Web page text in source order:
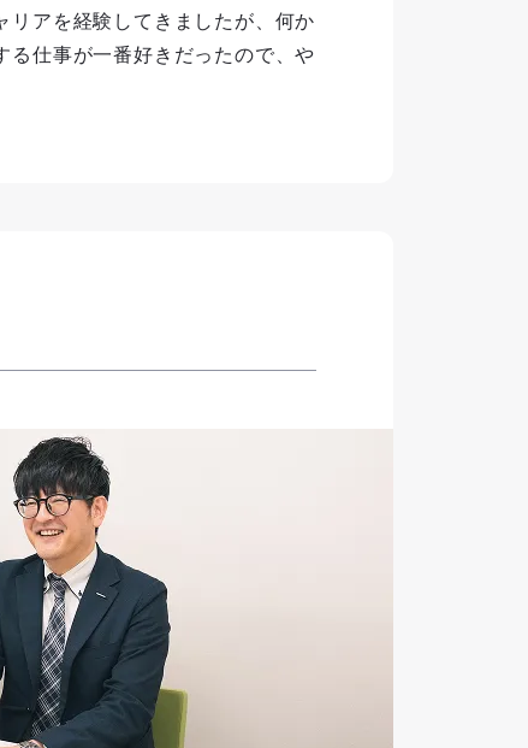
リアを経験してきましたが、何か
る仕事が一番好きだったので、や